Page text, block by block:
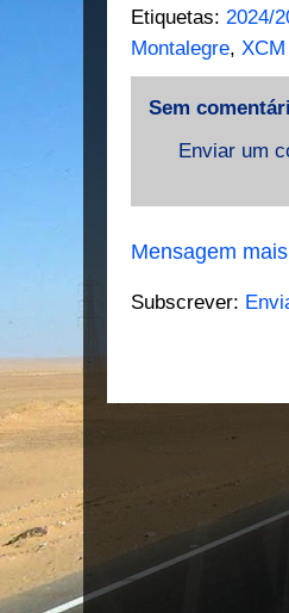
Etiquetas: 2024/
Montalegre, XCM
Sem
Enviar um
Mensagem
Subscrever: